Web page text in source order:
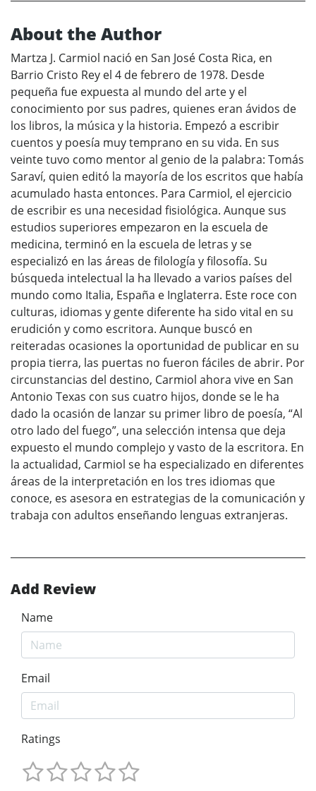
About the Author
Martza J. Carmiol nació en San José Costa Rica, en
Barrio Cristo Rey el 4 de febrero de 1978. Desde
pequeña fue expuesta al mundo del arte y el
conocimiento por sus padres, quienes eran ávidos de
los libros, la música y la historia. Empezó a escribir
cuentos y poesía muy temprano en su vida. En sus
veinte tuvo como mentor al genio de la palabra: Tomás
Saraví, quien editó la mayoría de los escritos que había
acumulado hasta entonces. Para Carmiol, el ejercicio
de escribir es una necesidad fisiológica. Aunque sus
estudios superiores empezaron en la escuela de
medicina, terminó en la escuela de letras y se
especializó en las áreas de filología y filosofía. Su
búsqueda intelectual la ha llevado a varios países del
mundo como Italia, España e Inglaterra. Este roce con
culturas, idiomas y gente diferente ha sido vital en su
erudición y como escritora. Aunque buscó en
reiteradas ocasiones la oportunidad de publicar en su
propia tierra, las puertas no fueron fáciles de abrir. Por
circunstancias del destino, Carmiol ahora vive en San
Antonio Texas con sus cuatro hijos, donde se le ha
dado la ocasión de lanzar su primer libro de poesía, “Al
otro lado del fuego”, una selección intensa que deja
expuesto el mundo complejo y vasto de la escritora. En
la actualidad, Carmiol se ha especializado en diferentes
áreas de la interpretación en los tres idiomas que
conoce, es asesora en estrategias de la comunicación y
trabaja con adultos enseñando lenguas extranjeras.
Add Review
Name
Email
Ratings